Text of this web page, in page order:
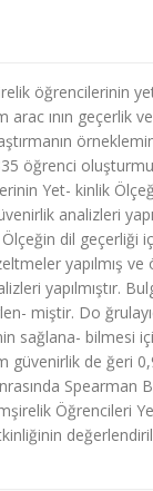
öğrencilerinin
ının geçerlik
öğrenci
Yet- kinlik
analizleri
dil geçerliği
yapılmış
yapılmıştır.
miştir. Do
sağlana- bilmesi
güvenirlik de ğeri
Spearman
Öğrencileri